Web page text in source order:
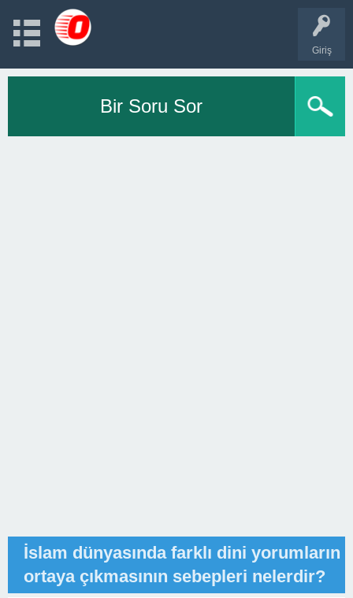
Giriş
Bir Soru Sor
İslam dünyasında farklı dini yorumların
ortaya çıkmasının sebepleri nelerdir?